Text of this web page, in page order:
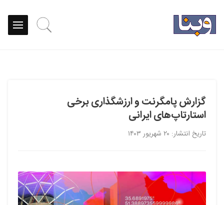
گزارش پامگرنت و ارزشگذاری برخی
استارتاپ‌های ایرانی
تاریخ انتشار: ۲۰ شهریور ۱۴۰۳